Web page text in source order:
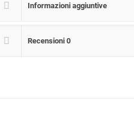
Informazioni aggiuntive
Recensioni0